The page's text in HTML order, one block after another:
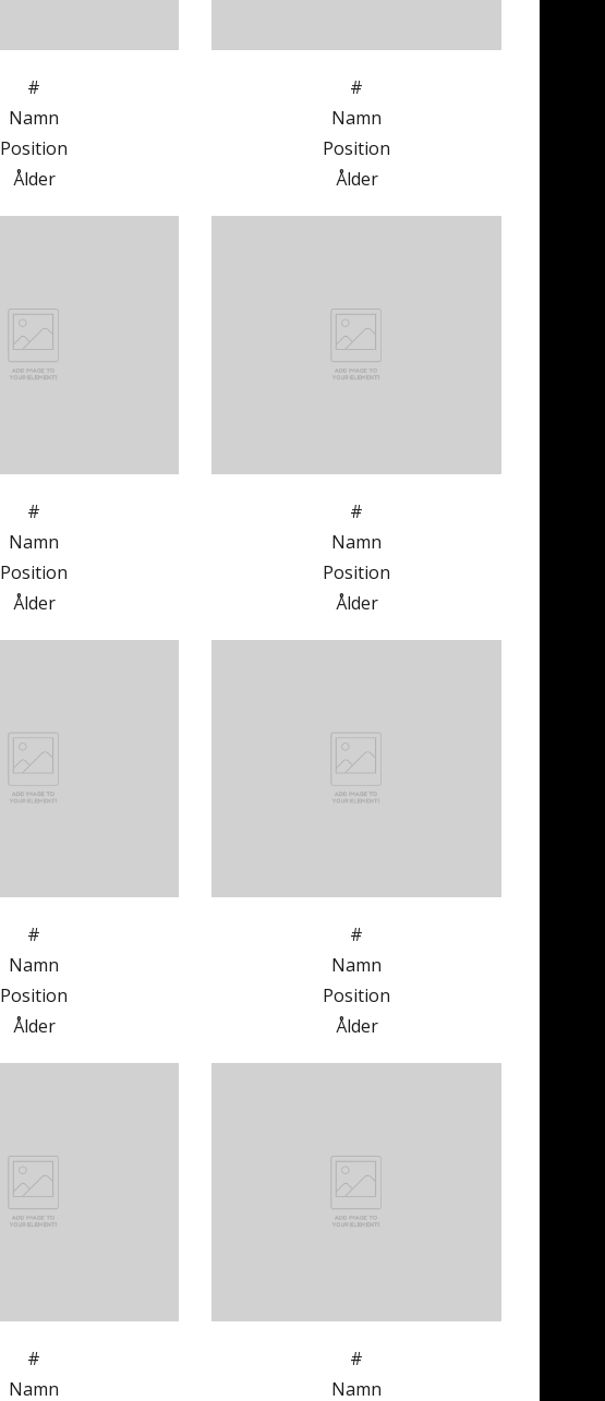
#
Namn
Position
Ålder
#
Namn
Position
Ålder
#
Namn
Position
Ålder
#
Namn
Position
Ålder
#
Namn
Position
Ålder
#
Namn
Position
Ålder
#
Namn
#
Namn